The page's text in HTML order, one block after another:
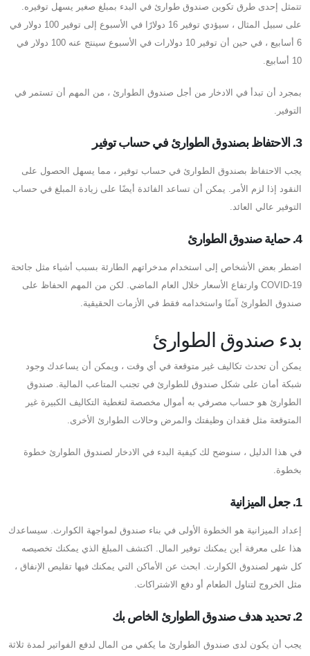
تتمثل إحدى طرق تكوين صندوق طوارئ في البدء بمبلغ صغير يسهل توفيره.
على سبيل المثال ، سيؤدي توفير 16 دولارًا في الأسبوع إلى توفير 100 دولار في
6 أسابيع ، في حين أن توفير 10 دولارات في الأسبوع سينتج عنه 100 دولار في
10 أسابيع.
بمجرد أن تبدأ في الادخار من أجل صندوق الطوارئ ، من المهم أن تستمر في
التوفير.
3. الاحتفاظ بصندوق الطوارئ في حساب توفير
يجب الاحتفاظ بصندوق الطوارئ في حساب توفير ، مما يسهل الحصول على
النقود إذا لزم الأمر. يمكن أن تساعد الفائدة أيضًا على زيادة المبلغ في حساب
التوفير عالي العائد.
4. حماية صندوق الطوارئ
اضطر بعض الأشخاص إلى استخدام مدخراتهم الطارئة بسبب أشياء مثل جائحة
COVID-19 وارتفاع الأسعار خلال العام الماضي. لكن من المهم الحفاظ على
صندوق الطوارئ آمنًا واستخدامه فقط في الأزمات الحقيقية.
بدء صندوق الطوارئ
يمكن أن تحدث تكاليف غير متوقعة في أي وقت ، ويمكن أن يساعدك وجود
شبكة أمان على شكل صندوق للطوارئ في تجنب المتاعب المالية. صندوق
الطوارئ هو حساب مصرفي به أموال مخصصة لتغطية التكاليف الكبيرة غير
المتوقعة مثل فقدان وظيفتك والمرض وحالات الطوارئ الأخرى.
في هذا الدليل ، سنوضح لك كيفية البدء في الادخار لصندوق الطوارئ خطوة
بخطوة.
1. جعل الميزانية
إعداد الميزانية هو الخطوة الأولى في بناء صندوق لمواجهة الكوارث. سيساعدك
هذا على معرفة أين يمكنك توفير المال. اكتشف المبلغ الذي يمكنك تخصيصه
كل شهر لصندوق الكوارث. ابحث عن الأماكن التي يمكنك فيها تقليص الإنفاق ،
مثل الخروج لتناول الطعام أو دفع الاشتراكات.
2. تحديد هدف صندوق الطوارئ الخاص بك
يجب أن يكون لدى صندوق الطوارئ ما يكفي من المال لدفع الفواتير لمدة ثلاثة